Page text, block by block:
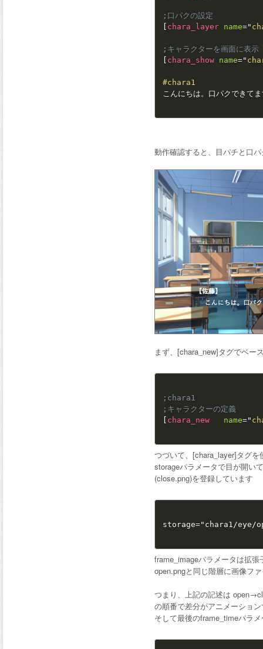
;口パクの設定
chara_layer name="
;キャラクターを画面に表示
chara_show name="
#chara1
こんにちは。口パクできて
動作確認すると、目パチと口
まず、[chara_new]タグでベー
;chara1
;キャラクターの定義
chara_new name="
つづいて、[chara_layer]タグ
storageパラメータで目が開い
(close.png)を登録しています
storage="chara1/eye/
frame_imageパラメータは拡
open.pngと同じ階層に画像フ
つまり、上記の記述は
の順番で差分がアニメーショ
そして最後のframe_timeパラ